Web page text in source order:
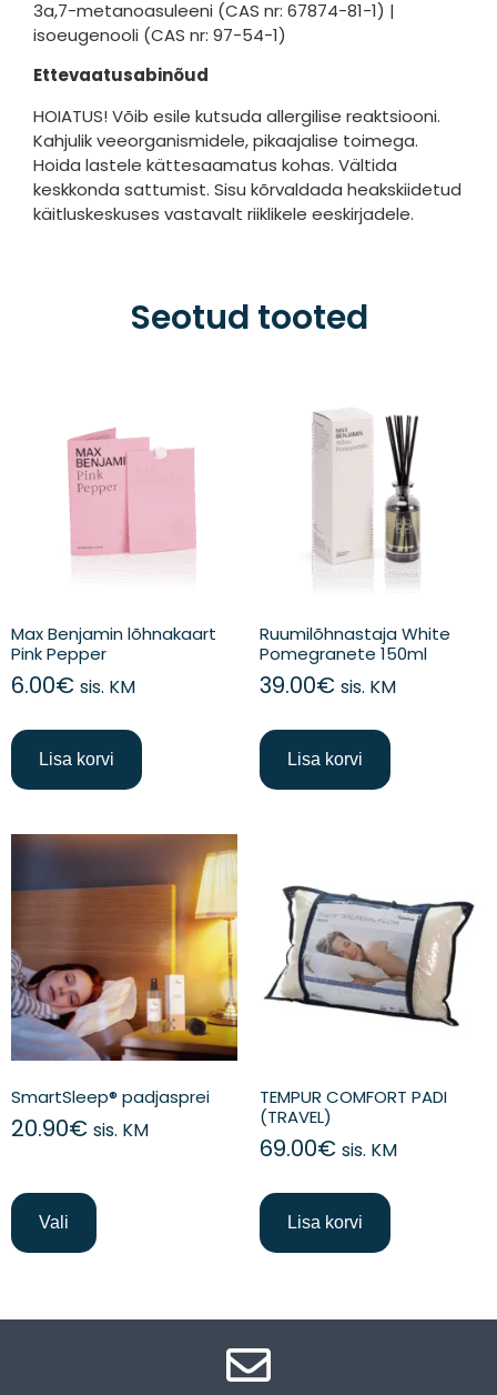
3a,7-metanoasuleeni (CAS nr: 67874-81-1) |
isoeugenooli (CAS nr: 97-54-1)
Ettevaatusabinõud
HOIATUS! Võib esile kutsuda allergilise reaktsiooni.
Kahjulik veeorganismidele, pikaajalise toimega.
Hoida lastele kättesaamatus kohas. Vältida
keskkonda sattumist. Sisu kõrvaldada heakskiidetud
käitluskeskuses vastavalt riiklikele eeskirjadele.
Seotud tooted
Max Benjamin lõhnakaart
Pink Pepper
6.00€ sis. KM
Lisa korvi
Ruumilõhnastaja White
Pomegranete 150ml
39.00€ sis. KM
Lisa korvi
SmartSleep® padjasprei
20.90€ sis. KM
Vali
TEMPUR COMFORT PADI
(TRAVEL)
69.00€ sis. KM
Lisa korvi